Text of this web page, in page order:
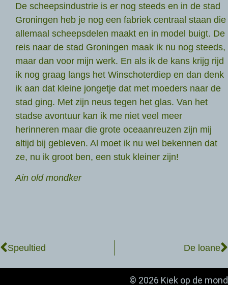
De scheepsindustrie is er nog steeds en in de stad
Groningen heb je nog een fabriek centraal staan die
allemaal scheepsdelen maakt en in model buigt. De
reis naar de stad Groningen maak ik nu nog steeds,
maar dan voor mijn werk. En als ik de kans krijg rijd
ik nog graag langs het Winschoterdiep en dan denk
ik aan dat kleine jongetje dat met moeders naar de
stad ging. Met zijn neus tegen het glas. Van het
stadse avontuur kan ik me niet veel meer
herinneren maar die grote oceaanreuzen zijn mij
altijd bij gebleven. Al moet ik nu wel bekennen dat
ze, nu ik groot ben, een stuk kleiner zijn!
Ain old mondker
Speultied De loane
© 2026 Kiek op de mond